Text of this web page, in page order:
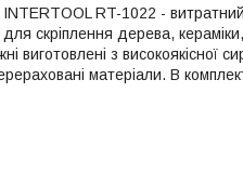
RT-1022 -
скріплення дерева,
виготовлені з
матеріали. В